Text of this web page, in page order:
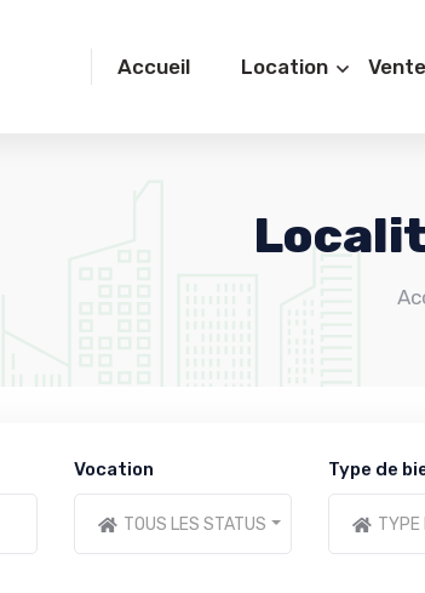
Accueil Location Vente
Vocation
TOUS LES STATUS
Type de
TYPE